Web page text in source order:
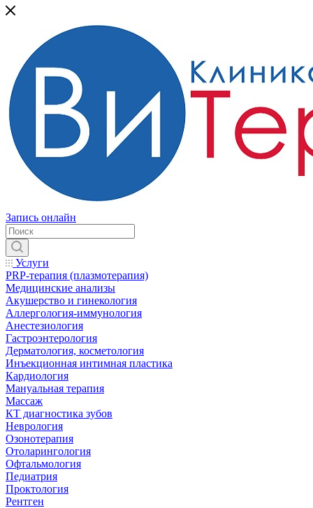
Запись онлайн
Услуги
PRP-терапия (плазмотерапия)
Медицинские анализы
Акушерство и гинекология
Аллергология-иммунология
Анестезиология
Гастроэнтерология
Дерматология, косметология
Инъекционная интимная пластика
Кардиология
Мануальная терапия
Массаж
КТ диагностика зубов
Неврология
Озонотерапия
Отоларингология
Офтальмология
Педиатрия
Проктология
Рентген